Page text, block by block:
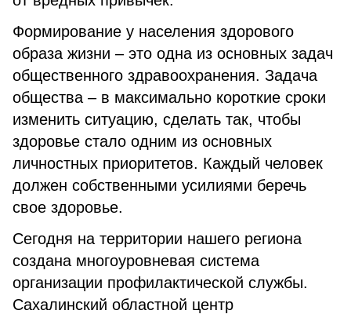
Формирование у населения здорового
образа жизни – это одна из основных задач
общественного здравоохранения. Задача
общества – в максимально короткие сроки
изменить ситуацию, сделать так, чтобы
здоровье стало одним из основных
личностных приоритетов. Каждый человек
должен собственными усилиями беречь
свое здоровье.
Сегодня на территории нашего региона
создана многоуровневая система
организации профилактической службы.
Сахалинский областной центр